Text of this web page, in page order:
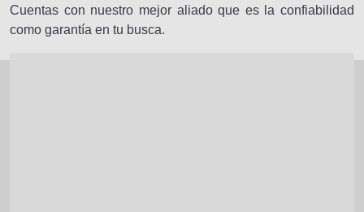
Cuentas con nuestro mejor aliado que es la confiabilidad
como garantía en tu busca.